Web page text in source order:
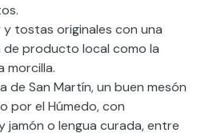
y tostas originales con una
producto local como la
morcilla.
de San Martín, un buen mesón
por el Húmedo, con
jamón o lengua curada, entre